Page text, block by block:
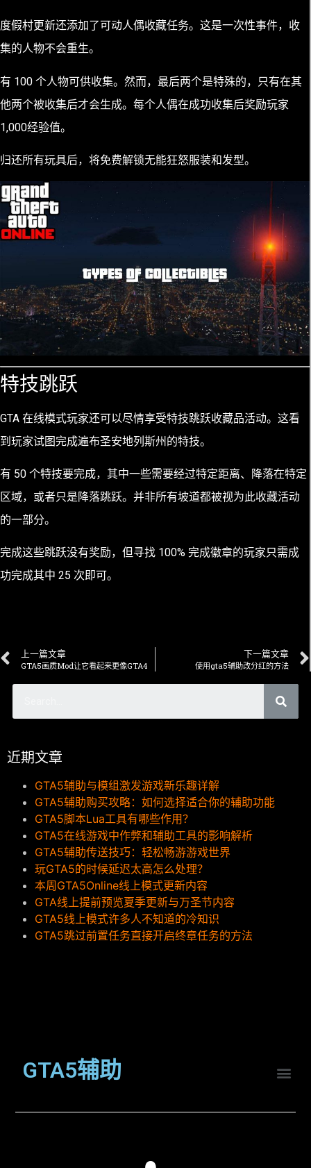
度假村更新还添加了可动人偶收藏任务。这是一次性事件，收
集的人物不会重生。
有 100 个人物可供收集。然而，最后两个是特殊的，只有在其
他两个被收集后才会生成。每个人偶在成功收集后奖励玩家
1,000经验值。
归还所有玩具后，将免费解锁无能狂怒服装和发型。
特技跳跃
GTA 在线模式玩家还可以尽情享受特技跳跃收藏品活动。这看
到玩家试图完成遍布圣安地列斯州的特技。
有 50 个特技要完成，其中一些需要经过特定距离、降落在特定
区域，或者只是降落跳跃。并非所有坡道都被视为此收藏活动
的一部分。
完成这些跳跃没有奖励，但寻找 100% 完成徽章的玩家只需成
功完成其中 25 次即可。
上一篇文章
GTA5画质Mod让它看起来更像GTA4
下一篇文章
使用gta5辅助改分红的方法
近期文章
GTA5辅助与模组激发游戏新乐趣详解
GTA5辅助购买攻略：如何选择适合你的辅助功能
GTA5脚本Lua工具有哪些作用？
GTA5在线游戏中作弊和辅助工具的影响解析
GTA5辅助传送技巧：轻松畅游游戏世界
玩GTA5的时候延迟太高怎么处理？
本周GTA5Online线上模式更新内容
GTA线上提前预览夏季更新与万圣节内容
GTA5线上模式许多人不知道的冷知识
GTA5跳过前置任务直接开启终章任务的方法
GTA5辅助